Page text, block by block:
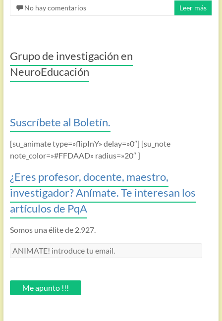
No hay comentarios
Leer más
Grupo de investigación en
NeuroEducación
Suscríbete al Boletín.
[su_animate type=»flipInY» delay=»0″] [su_note
note_color=»#FFDAAD» radius=»20″ ]
¿Eres profesor, docente, maestro,
investigador? Anímate. Te interesan los
artículos de PqA
Somos una élite de 2.927.
ANIMATE!
email.Me apunto !!!